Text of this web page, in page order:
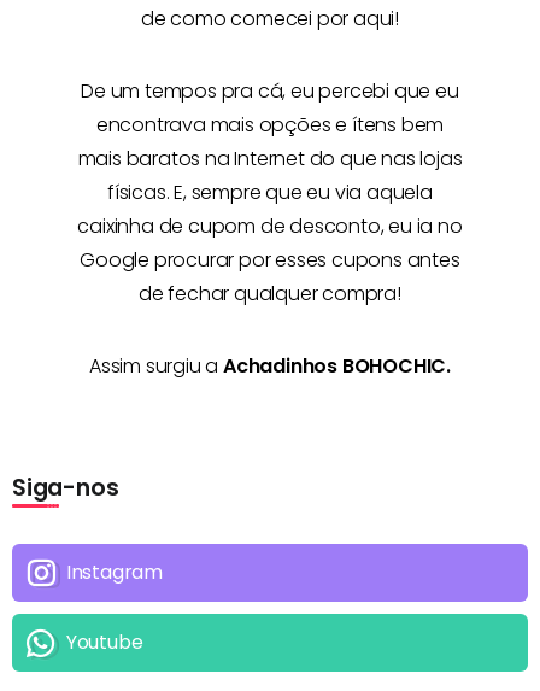
de como comecei por aqui!
De um tempos pra cá, eu percebi que eu
encontrava mais opções e ítens bem
mais baratos na Internetdo que nas lojas
físicas. E, sempre que eu via aquela
caixinha de cupom de desconto, eu ia no
Google procurar por esses cupons antes
de fechar qualquer compra!
Assim surgiu a Achadinhos BOHOCHIC.
Siga-nos
Instagram
Youtube